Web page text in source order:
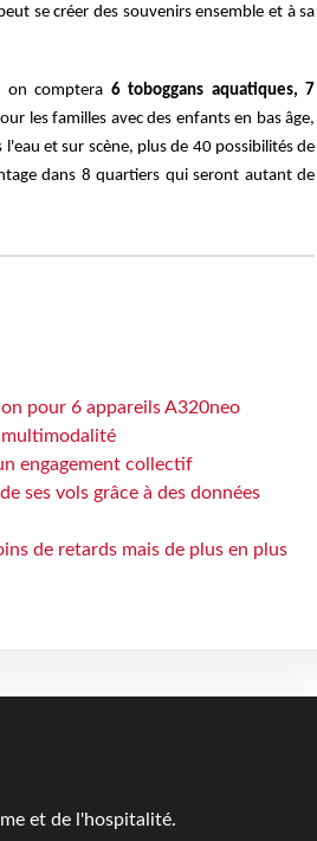
se créer des souvenirs ensemble et à sa
on comptera 6 toboggans aquatiques, 7
les familles avec des enfants en basâge,
et sur scène, plus de 40 possibilités de
dans 8 quartiers qui seront autant de
pour 6 appareils A320neo
multimodalité
engagement collectif
ses vols grâce à des données
de retards mais de plus en plus
et de l'hospitalité.